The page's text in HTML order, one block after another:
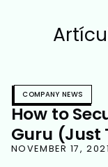
COMPANY NEWS
How to
Guru (Just
Application)
NOVEMBER 17, 2021